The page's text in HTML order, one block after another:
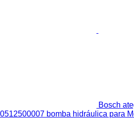
Bosch
0512500007 bomba hidráulica para